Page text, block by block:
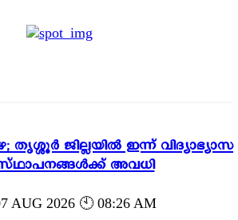
തൃശ്ശൂർ ജില്ലയിൽ ഇന്ന് വിദ്യാഭ്യാസ
അവധി
AUG 2026 🕙 08:26 AM